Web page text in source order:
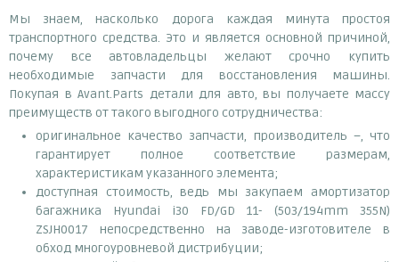
Мы знаем, насколько дорога каждая минута простоя
транспортного средства. Это и является основной причиной,
почему все автовладельцы желают срочно купить
необходимые запчасти для восстановления машины.
Покупая в Avant.Parts детали для авто, вы получаете массу
преимуществ от такого выгодного сотрудничества:
оригинальное качество запчасти, производитель –, что
гарантирует полное соответствие размерам,
характеристикам указанного элемента;
доступная стоимость, ведь мы закупаем амортизатор
багажника Hyundai i30 FD/GD 11- (503/194mm 355N)
ZSJH0017 непосредственно на заводе-изготовителе в
обход многоуровневой дистрибуции;